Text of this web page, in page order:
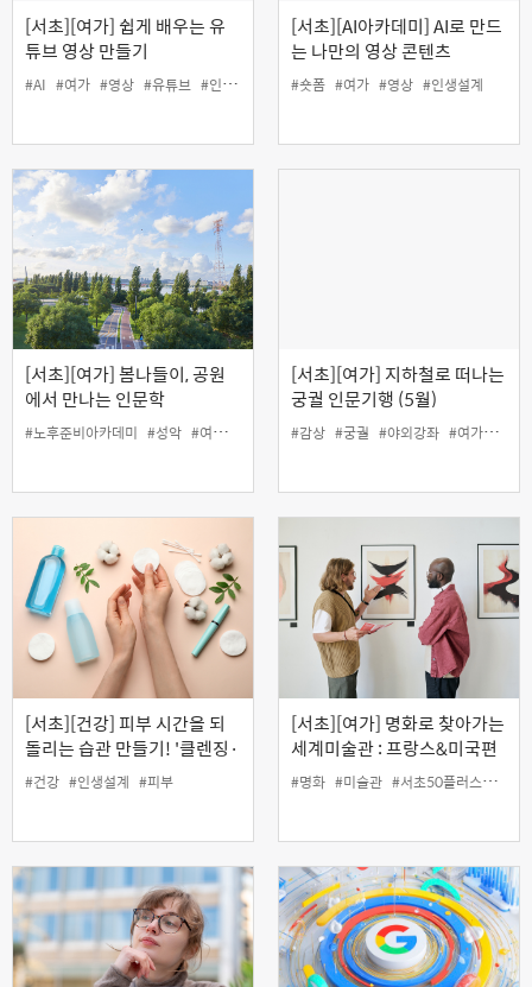
[서초][여가] 쉽게 배우는 유
튜브 영상 만들기
#AI #여가 #영상 #유튜브 #인생설계
[서초][AI아카데미] AI로 만드
는 나만의 영상 콘텐츠
#숏폼 #여가 #영상 #인생설계
[서초][여가] 봄나들이, 공원
에서 만나는 인문학
#노후준비아카데미 #성악 #여가 #인생설계
[서초][여가] 지하철로 떠나는
궁궐 인문기행 (5월)
#감상 #궁궐 #야외강좌 #여가 #인생
[서초][건강] 피부 시간을 되
돌리는 습관 만들기! '클렌징·
딥클렌징 & 림프마사지
(MLD)'
#건강 #인생설계 #피부
[서초][여가] 명화로 찾아가는
세계미술관 : 프랑스&미국편
#명화 #미술관 #서초50플러스센터